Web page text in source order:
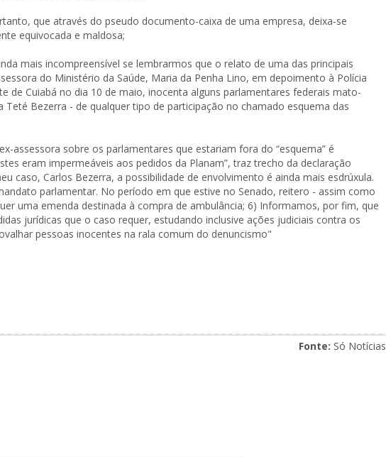
que através do pseudo documento-caixa de uma empresa, deixa-se
equivocada e maldosa;
mais incompreensível se lembrarmos que o relato de uma das principais
do Ministério da Saúde, Maria da Penha Lino, em depoimento à Polícia
de Cuiabá no dia 10 de maio, inocenta alguns parlamentares federais mato-
Teté Bezerra - de qualquer tipo de participação no chamado esquema das
assessora sobre os parlamentares que estariam fora do “esquema” é
eram impermeáveis aos pedidos da Planam”, traz trecho da declaração
caso, Carlos Bezerra, a possibilidade de envolvimento é ainda mais esdrúxula.
parlamentar. No período em que estive no Senado, reitero - assim como
uma emenda destinada à compra de ambulância; 6) Informamos, por fim, que
jurídicas que o caso requer, estudando inclusive ações judiciais contra os
pessoas inocentes na rala comum do denuncismo"
Fonte: Só Notícias